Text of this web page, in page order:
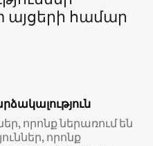
համար
որոնք ներառում են
որոնք